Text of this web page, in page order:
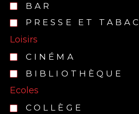
BAR
PRESSE ET TABAC
Loisirs
CINÉMA
BIBLIOTHÈQUE
Ecoles
COLLÈGE